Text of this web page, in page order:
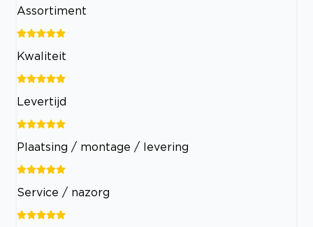
Assortiment
Kwaliteit
Levertijd
Plaatsing / montage / levering
Service / nazorg